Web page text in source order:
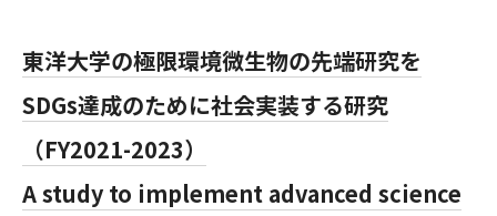
東洋大学の極限環境微生物の先端研究を
SDGs達成のために社会実装する研究
（FY2021-2023）
A study to implement advanced science